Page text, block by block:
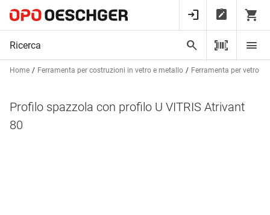
Home Ferramenta per costruzioni in vetro e metallo Ferramenta per vetro
Profilo spazzola con profilo U VITRIS Atrivant
80